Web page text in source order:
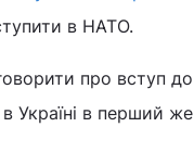
в НАТО.
про вступ до
Україні в перший же